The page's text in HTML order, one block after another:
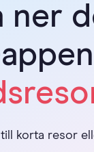
ner
till korta resor